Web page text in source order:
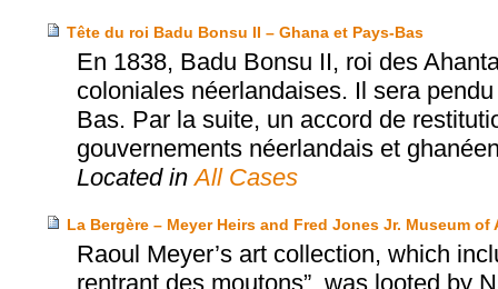
Tête du roi Badu Bonsu II – Ghana et Pays-Bas
En 1838, Badu Bonsu II, roi des
coloniales néerlandaises. Il sera
Bas. Par la suite, un accord de
gouvernements néerlandais et
Located inAll Cases
La Bergère – Meyer Heirs and Fred Jones Jr. Museum of
Raoul Meyer’s art collection, which
rentrant des moutons”, was looted by